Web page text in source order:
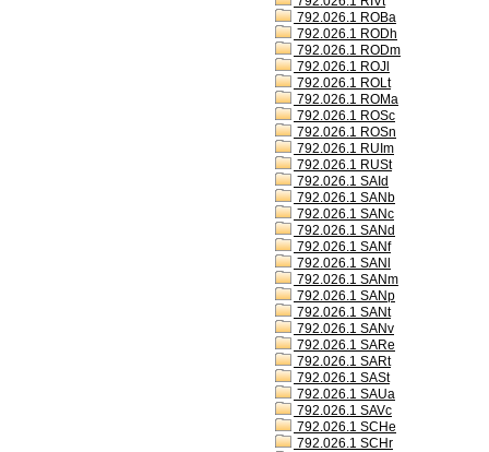
792.026.1 ROBa
792.026.1 RODh
792.026.1 RODm
792.026.1 ROJl
792.026.1 ROLt
792.026.1 ROMa
792.026.1 ROSc
792.026.1 ROSn
792.026.1 RUIm
792.026.1 RUSt
792.026.1 SAId
792.026.1 SANb
792.026.1 SANc
792.026.1 SANd
792.026.1 SANf
792.026.1 SANl
792.026.1 SANm
792.026.1 SANp
792.026.1 SANt
792.026.1 SANv
792.026.1 SARe
792.026.1 SARt
792.026.1 SASt
792.026.1 SAUa
792.026.1 SAVc
792.026.1 SCHe
792.026.1 SCHr